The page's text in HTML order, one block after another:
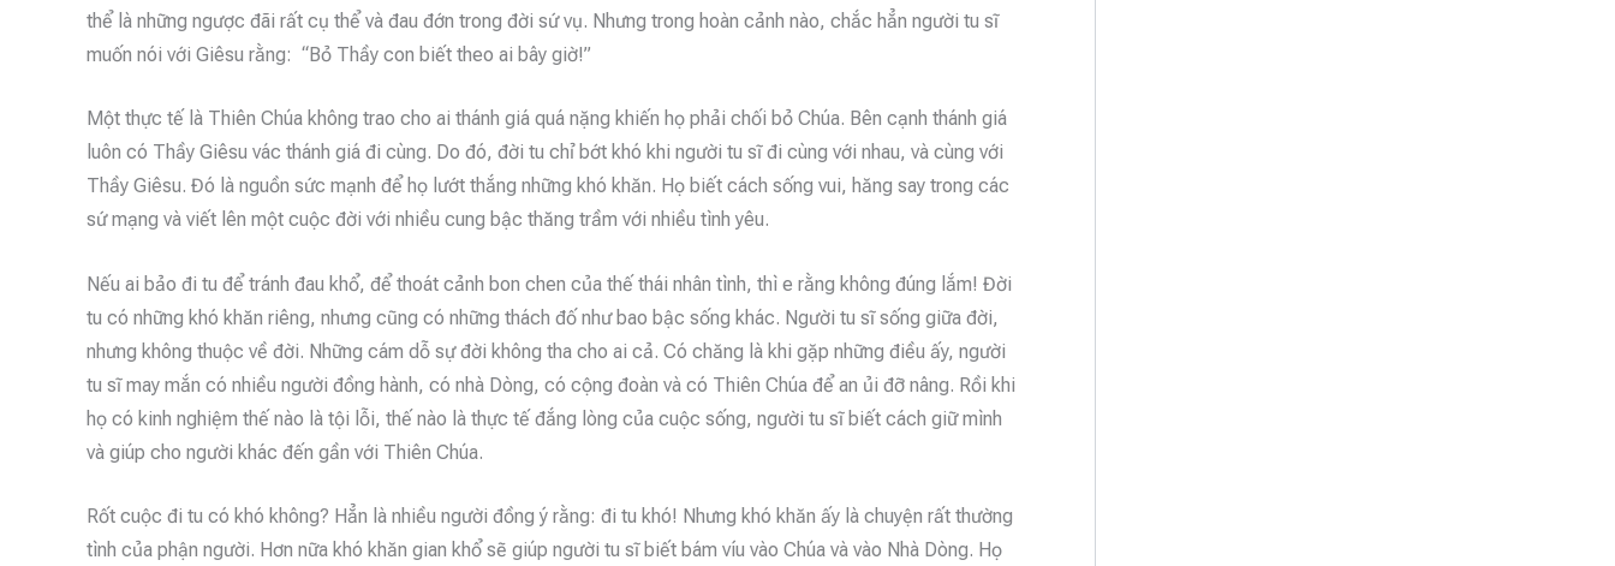
thể là những ngược đãi rất cụ thể và đau đớn trong đời sứ vụ. Nhưng trong hoàn cảnh nào, chắc hẳn người tu sĩ
muốn nói với Giêsu rằng: “Bỏ Thầy con biết theo ai bây giờ!”
Một thực tế là Thiên Chúa không trao cho ai thánh giá quá nặng khiến họ phải chối bỏ Chúa. Bên cạnh thánh giá
luôn có Thầy Giêsu vác thánh giá đi cùng. Do đó, đời tu chỉ bớt khó khi người tu sĩ đi cùng với nhau, và cùng với
Thầy Giêsu. Đó là nguồn sức mạnh để họ lướt thắng những khó khăn. Họ biết cách sống vui, hăng say trong các
sứ mạng và viết lên một cuộc đời với nhiều cung bậc thăng trầm với nhiều tình yêu.
Nếu ai bảo đi tu để tránh đau khổ, để thoát cảnh bon chen của thế thái nhân tình, thì e rằng không đúng lắm! Đời
tu có những khó khăn riêng, nhưng cũng có những thách đố như bao bậc sống khác. Người tu sĩ sống giữa đời,
nhưng không thuộc về đời. Những cám dỗ sự đời không tha cho ai cả. Có chăng là khi gặp những điều ấy, người
tu sĩ may mắn có nhiều người đồng hành, có nhà Dòng, có cộng đoàn và có Thiên Chúa để an ủi đỡ nâng. Rồi khi
họ có kinh nghiệm thế nào là tội lỗi, thế nào là thực tế đắng lòng của cuộc sống, người tu sĩ biết cách giữ mình
và giúp cho người khác đến gần với Thiên Chúa.
Rốt cuộc đi tu có khó không? Hẳn là nhiều người đồng ý rằng: đi tu khó! Nhưng khó khăn ấy là chuyện rất thường
tình của phận người. Hơn nữa khó khăn gian khổ sẽ giúp người tu sĩ biết bám víu vào Chúa và vào Nhà Dòng. Họ